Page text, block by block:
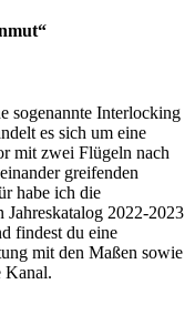
sogenannte Interlocking
es sich um eine
mit zwei Flügeln nach
greifenden
habe ich die
Jahreskatalog 2022-2023
findest du eine
mit den Maßen sowie
Kanal.